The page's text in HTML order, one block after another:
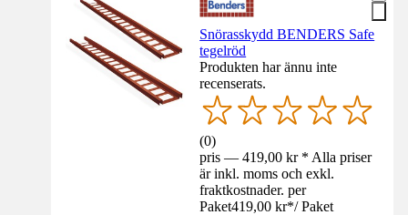
Snörasskydd BENDERS Safe
tegelröd
Produkten har ännu inte
recenserats.
(0)
pris — 419,00 kr * Alla priser
är inkl. moms och exkl.
fraktkostnader. per
Paket419,00 kr*/ Paket